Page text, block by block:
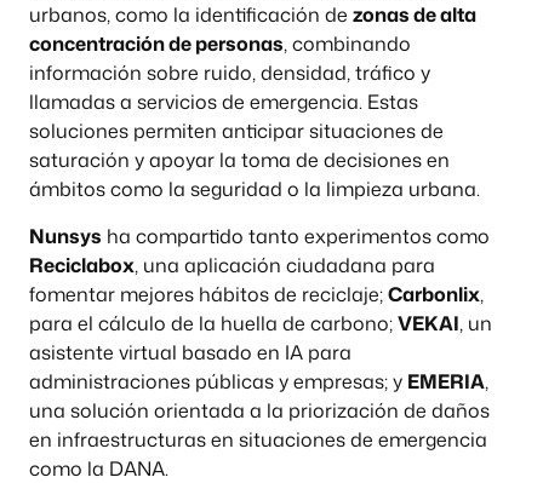
urbanos, como la identificación de zonas de alta
concentración de personas, combinando
información sobre ruido, densidad, tráfico y
llamadas a servicios de emergencia. Estas
soluciones permiten anticipar situaciones de
saturación y apoyar la toma de decisiones en
ámbitos como la seguridad o la limpieza urbana.
Nunsys ha compartido tanto experimentos como
Reciclabox, una aplicación ciudadana para
fomentar mejores hábitos de reciclaje;Carbonlix,
para el cálculo de la huella de carbono;VEKAI, un
asistente virtual basado en IA para
administraciones públicas y empresas; y EMERIA,
una solución orientada a la priorización de daños
en infraestructuras en situaciones de emergencia
como la DANA.